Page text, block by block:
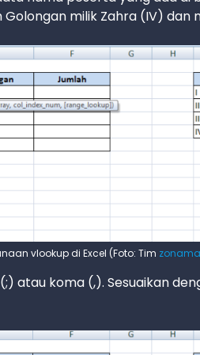
milik Zahra (IV) dan
vlookup di Excel (Foto: Tim
atau koma (,). Sesuaikan